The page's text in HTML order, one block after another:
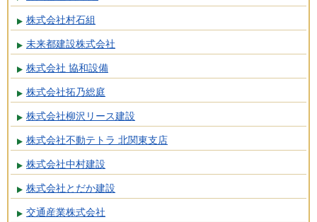
株式会社村石組
未来都建設株式会社
株式会社 協和設備
株式会社拓乃総庭
株式会社柳沢リース建設
株式会社不動テトラ 北関東支店
株式会社中村建設
株式会社とだか建設
交通産業株式会社